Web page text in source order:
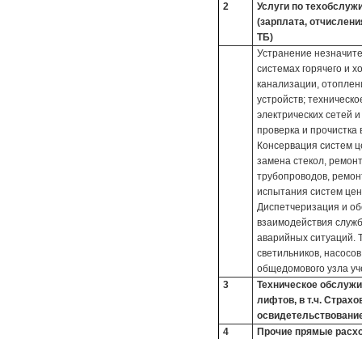
2
Услуги по
(зарплата,
ТБ)
Устранение
системах горячего и
канализации,
устройств;
электрических сетей
проверка и
Консервация систем
замена стекол,
трубопроводов,
испытания систем
Диспетчеризация и
взаимодействия
аварийных ситуаций.
светильников,
общедомового узла
3
Техническое
лифтов, в т.ч.
4
Прочие прямые